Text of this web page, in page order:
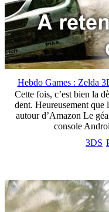
Hebdo Games : Zelda
Cette fois, c’est bien la
dent. Heureusement
autour d’Amazon Le
console
3DS